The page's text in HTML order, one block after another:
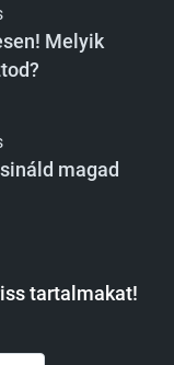
Melyik
magad
tartalmakat!